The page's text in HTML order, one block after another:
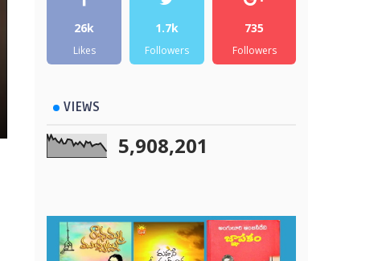
26k
Likes
1.7k
Followers
735
Followers
VIEWS
5,908,201